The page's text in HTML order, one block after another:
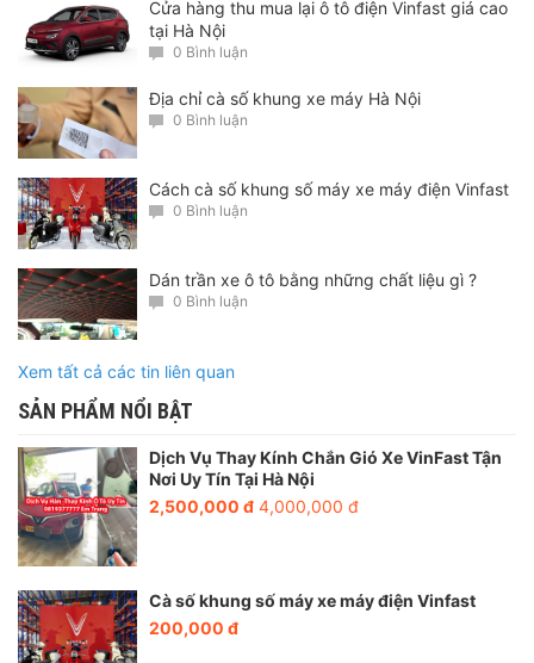
Còn màu sắc lựa chọn: Sử dụng màu da phù hợp với
màu sắc nội thất của xe có những màu cơ bản sau :
màu đỏ, kem, ghi, vàng, kết hợp đỏ đen, trắng ghi ,
may theo ghế đen viền chỉ đỏ .
Ngoài sự lựa chọn kiểu dáng và màu sắc để bọc ghế
da xe Cruze thì nó sẽ mang đến cho bạn những điều
bất ngờ như:
Bọc ghế da xe Vios 2013 – 2015 bằng chất liệu da thật
thì nó sẽ mang đến sự mềm mại và dẻo dai, tạo cảm
giác thoải mái và sang trọng cho chiếc xe của bạn.
Chất liệu da sẽ không thấm nước. nhưng nếu nước bị
đổ ra ghế, bạn nên làm sạch càng sớm càng tốt.
Vật liệu bằng da sẽ rất bền và kéo dài nhiều năm nếu
Cửa hàng thu mua lại ô tô điện Vinfast giá cao
tại Hà Nội
0 Bình luận
Địa chỉ cà số khung xe máy Hà Nội
0 Bình luận
Cách cà số khung số máy xe máy điện Vinfast
0 Bình luận
Dán trần xe ô tô bằng những chất liệu gì ?
0 Bình luận
Xem tất cả các tin liên quan
SẢN PHẨM NỔI BẬT
Dịch Vụ Thay Kính Chắn Gió Xe VinFast Tận
Nơi Uy Tín Tại Hà Nội
2,500,000 đ 4,000,000 đ
Cà số khung số máy xe máy điện Vinfast
200,000 đ